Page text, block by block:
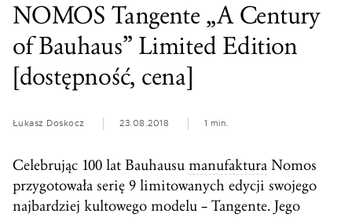
NOMOS Tangente „A Century
of Bauhaus” Limited Edition
[dostępność, cena]
Łukasz Doskocz 23.08.2018 1 min.
Celebrując 100 lat Bauhausu manufaktura Nomos
przygotowała serię 9 limitowanych edycji swojego
najbardziej kultowego modelu – Tangente. Jego